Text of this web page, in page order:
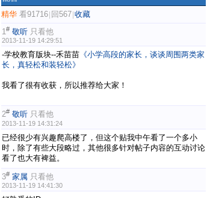
精华 看91716 回567 收藏
1# 敬听 只看他
2013-11-19 14:29:51
-学校教育版块--禾苗苗 《小学高段的家长，谈谈周围两类家
长，真轻松和装轻松》
我看了很有收获，所以推荐给大家！
2# 敬听 只看他
2013-11-19 14:31:24
已经很少有兴趣爬高楼了，但这个贴我中午看了一个多小
时，除了有些大段略过，其他很多针对帖子内容的互动讨论
看了也大有裨益。
3# 家属 只看他
2013-11-19 14:41:30